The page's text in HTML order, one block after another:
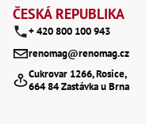
ČESKÁ REPUBLIKA
+ 420 800 100 943
renomag@renomag.cz
Cukrovar 1266, Rosice,
664 84 Zastávka u Brna